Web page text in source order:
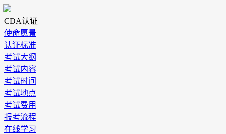
CDA认证
使命愿景
认证标准
考试大纲
考试内容
考试时间
考试地点
考试费用
报考流程
在线学习